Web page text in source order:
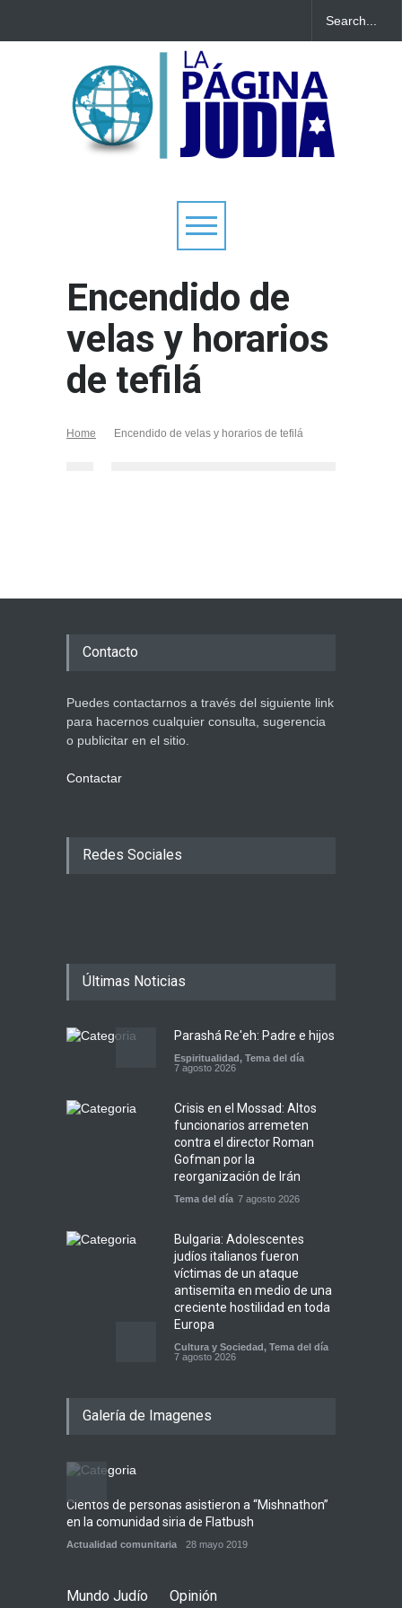
Encendido de
velas y horarios
de tefilá
Home Encendido de velas y horarios de tefilá
Contacto
Puedes contactarnos a través del siguiente link
para hacernos cualquier consulta, sugerencia
o publicitar en el sitio.
Contactar
Redes Sociales
Últimas Noticias
Parashá Re'eh: Padre e hijos
Espiritualidad, Tema del día
7 agosto 2026
Crisis en el Mossad: Altos
funcionarios arremeten
contra el director Roman
Gofman por la
reorganización de Irán
Tema del día 7 agosto 2026
Bulgaria: Adolescentes
judíos italianos fueron
víctimas de un ataque
antisemita en medio de una
creciente hostilidad en toda
Europa
Cultura y Sociedad, Tema del día
7 agosto 2026
Jenin después de que un
Alarma en Israel: Crece el
temor de que el apoyo
bipartidista estadounidense
Israel y Medio Oriente
Galería de Imagenes
Cientos de personas asistieron a “Mishnathon”
en la comunidad siria de Flatbush
Actualidad comunitaria 28 mayo 2019
Mundo Judío
Opinión